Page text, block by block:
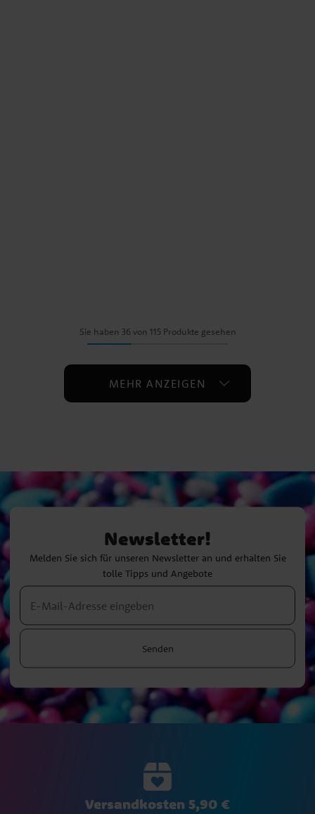
Sie haben 36 von 115 Produkte gesehen
MEHR ANZEIGEN
Newsletter!
Melden Sie sich für unseren Newsletter an und erhalten Sie
tolle Tipps und Angebote
Senden
Versandkosten 5,90 €